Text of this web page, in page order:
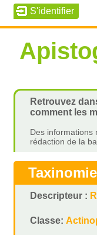
Retrouvez
comment les
Des informations
rédaction de la
Taxinomie
Descripteur :
Classe: